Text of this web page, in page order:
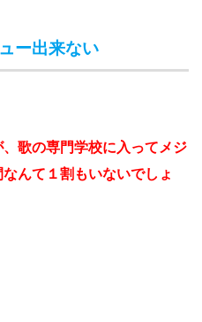
ー出来ない
歌の専門学校に入ってメジ
んて１割もいないでしょ